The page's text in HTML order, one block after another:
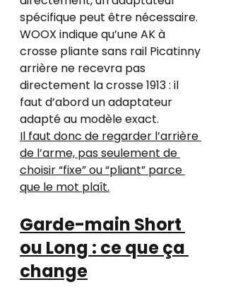
spécifique peut être nécessaire.
WOOX indique qu’une AK à
crosse pliante sans rail Picatinny
arrière ne recevra pas
directement la crosse 1913 : il
faut d’abord un adaptateur
adapté au modèle exact.
Il faut donc de regarder l’arrière
de l’arme, pas seulement de
choisir “fixe” ou “pliant” parce
que le mot plaît.
Garde-main Short
ou Long : ce que ça
change